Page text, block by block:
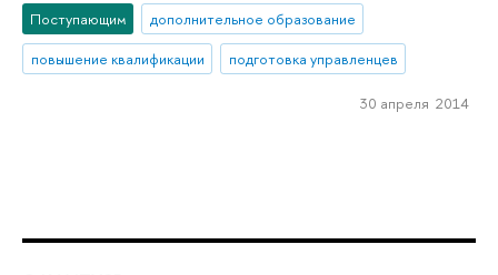
Поступающим
дополнительное образование
повышение квалификации
подготовка управленцев
30 апреля 2014